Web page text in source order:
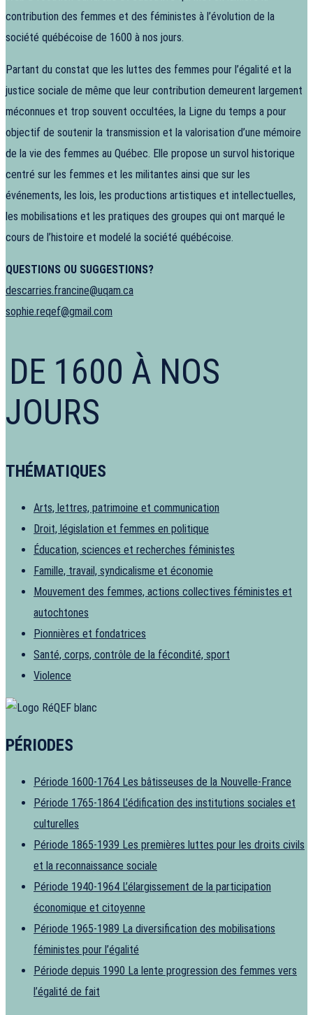
contribution des femmes et des féministes à l’évolution de la
société québécoise de 1600 à nos jours.
Partant du constat que les luttes des femmes pour l’égalité et la
justice sociale de même que leur contribution demeurent largement
méconnues et trop souvent occultées, la Ligne du temps a pour
objectif de soutenir la transmission et la valorisation d’une mémoire
de la vie des femmes au Québec. Elle propose un survol historique
centré sur les femmes et les militantes ainsi que sur les
événements, les lois, les productions artistiques et intellectuelles,
les mobilisations et les pratiques des groupes qui ont marqué le
cours de l’histoire et modelé la société québécoise.
QUESTIONS OU SUGGESTIONS?
descarries.francine@uqam.ca
sophie.reqef@gmail.com
DE 1600 À NOS
JOURS
THÉMATIQUES
Arts, lettres, patrimoine et communication
Droit, législation et femmes en politique
Éducation, sciences et recherches féministes
Famille, travail, syndicalisme et économie
Mouvement des femmes, actions collectives féministes et
autochtones
Pionnières et fondatrices
Santé, corps, contrôle de la fécondité, sport
Violence
PÉRIODES
Période 1600-1764 Les bâtisseuses de la Nouvelle-France
Période 1765-1864 L’édification des institutions sociales et
culturelles
Période 1865-1939 Les premières luttes pour les droits civils
et la reconnaissance sociale
Période 1940-1964 L’élargissement de la participation
économique et citoyenne
Période 1965-1989 La diversification des mobilisations
féministes pour l’égalité
Période depuis 1990 La lente progression des femmes vers
l’égalité de fait